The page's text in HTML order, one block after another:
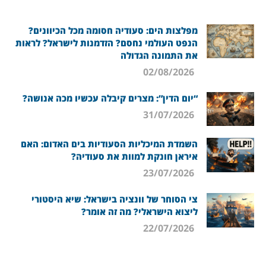
מפלצות הים: סעודיה חסומה מכל הכיוונים?
הנפט העולמי נחסם? הזדמנות לישראל? לראות
את התמונה הגדולה
“יום הדין”: מצרים קיבלה עכשיו מכה אנושה?
השמדת המיכליות הסעודיות בים האדום: האם
איראן חונקת למוות את סעודיה?
צי הסוחר של וונציה בישראל: שיא היסטורי
ליצוא הישראלי? מה זה אומר?